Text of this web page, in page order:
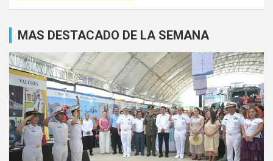
MAS DESTACADO DE LA SEMANA